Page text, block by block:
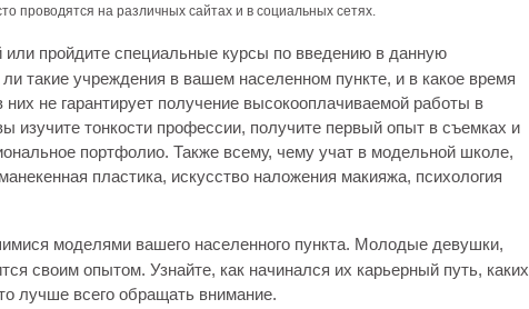
проводятся на различных сайтах и в социальных сетях.
пройдите специальные курсы по введению в данную
такие учреждения в вашем населенном пункте, и в какое время
не гарантирует получение высокооплачиваемой работы в
изучите тонкости профессии, получите первый опыт в съемках и
портфолио. Также всему, чему учат в модельной школе,
пластика, искусство наложения макияжа, психология
моделями вашего населенного пункта. Молодые девушки,
своим опытом. Узнайте, как начинался их карьерный путь, каких
лучше всего обращать внимание.